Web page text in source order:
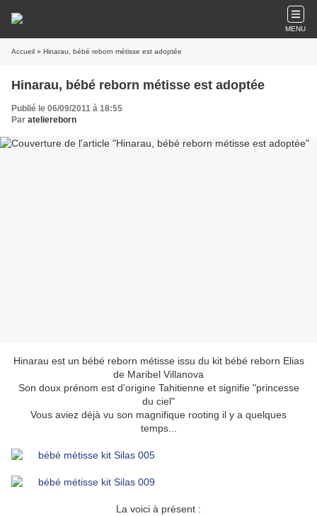
MENU
Accueil » Hinarau, bébé reborn métisse est adoptée
Hinarau, bébé reborn métisse est adoptée
Publié le 06/09/2011 à 18:55
Par ateliereborn
Hinarau est un bébé reborn métisse issu du kit bébé reborn Elias
de Maribel Villanova
Son doux prénom est d'origine Tahitienne et signifie "princesse
du ciel"
Vous aviez déjà vu son magnifique rooting il y a quelques
temps...
La voici à présent :